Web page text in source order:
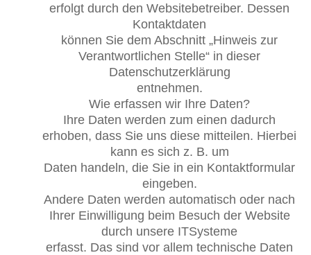
erfolgt durch den Websitebetreiber. Dessen
Kontaktdaten
können Sie dem Abschnitt „Hinweis zur
Verantwortlichen Stelle“ in dieser
Datenschutzerklärung
entnehmen.
Wie erfassen wir Ihre Daten?
Ihre Daten werden zum einen dadurch
erhoben, dass Sie uns diese mitteilen. Hierbei
kann es sich z. B. um
Daten handeln, die Sie in ein Kontaktformular
eingeben.
Andere Daten werden automatisch oder nach
Ihrer Einwilligung beim Besuch der Website
durch unsere ITSysteme
erfasst. Das sind vor allem technische Daten